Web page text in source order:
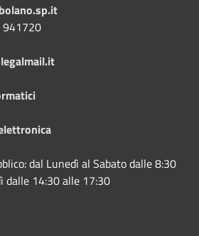
941720
dal Lunedì al Sabato dalle 8:30
dalle 14:30 alle 17:30